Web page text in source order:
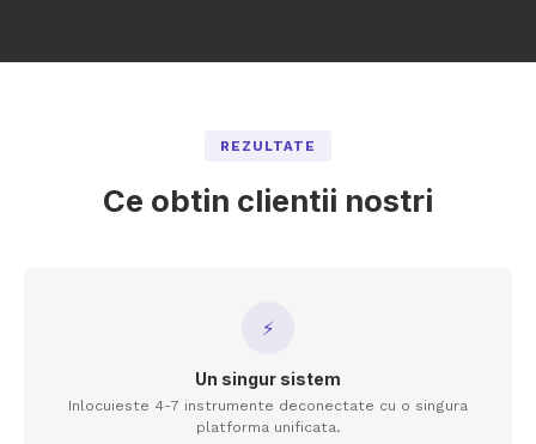
REZULTATE
Ce obtin clientii nostri
⚡
Un singur sistem
Inlocuieste 4-7 instrumente deconectate cu o singura
platforma unificata.